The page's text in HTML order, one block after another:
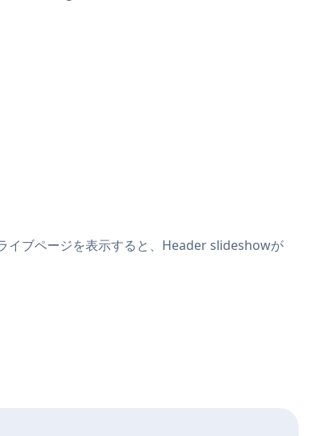
イブページを表示すると、Header slideshowが